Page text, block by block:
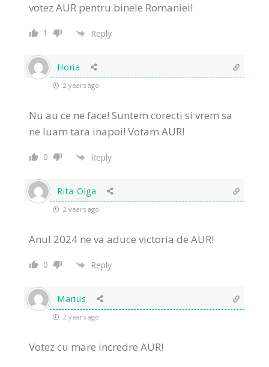
votez AUR pentru binele Romaniei!
1 Reply
Horia
2 years ago
Nu au ce ne face! Suntem corecti si vrem sa
ne luam tara inapoi! Votam AUR!
0 Reply
Rita Olga
2 years ago
Anul 2024 ne va aduce victoria de AUR!
0 Reply
Marius
2 years ago
Votez cu mare incredre AUR!